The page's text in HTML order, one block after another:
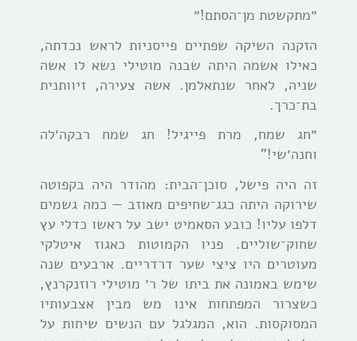
״מתקשטת מן־הסתם!״
הזקנה השיקה שפתיים פייסניות לראש נכדתה,
כאילו אשמה היתה שבנה מוטילי נשא לו אשה
שניה, לאחר שנתאלמן. אשה צעירה, זיוותנית
בת־כרך.
״חג שמח, מרת פייגיל! חג שמח רבקה׳לה
וחנה׳שי!”
זה היה פישל, סוכן־הבית: מהודר היה בקפוטה
שירוקה היתה כגג־שחיפים מאוזב — כמה גשמים
דלפו עליו! כובע הסאמיט ישב על ראשו כדלי עץ
שחוק־שוליים. פניו הקמוטות כאגוז איטלקי
מעוטרים היו ציצי שער דרדריים. ארבעים שנה
שימש באמונה את ביתו של ר׳ מוטילי רוזנקרנץ,
כשצרור המפתחות אינו מש מבין אצבעותיו
המסוקסות. הוא, המגלגל עם הנשים שיחות על